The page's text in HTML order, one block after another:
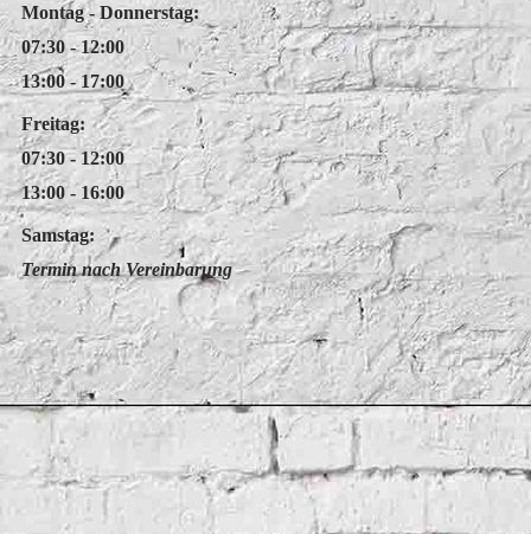
Montag - Donnerstag:
07:30 - 12:00
13:00 - 17:00
Freitag:
07:30 - 12:00
13:00 - 16:00
Samstag:
Termin nach Vereinbarung